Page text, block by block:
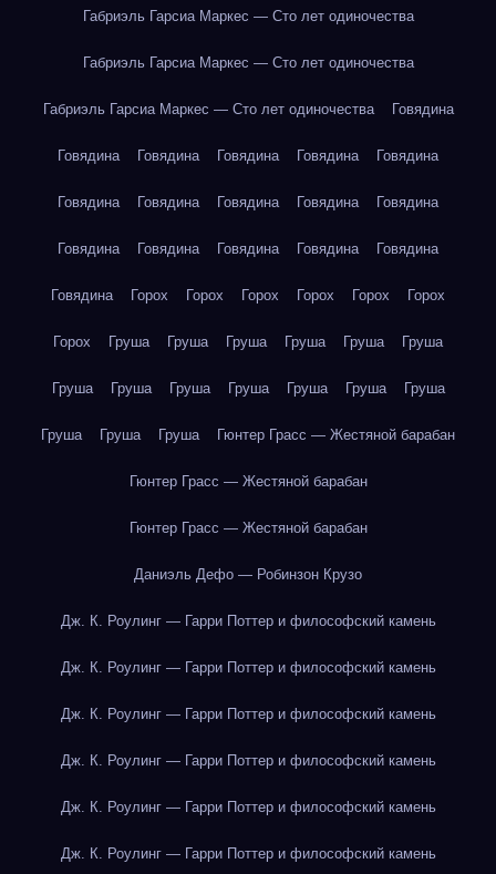
Габриэль Гарсиа Маркес — Сто лет одиночества
Габриэль Гарсиа Маркес — Сто лет одиночества
Габриэль Гарсиа Маркес — Сто лет одиночества Говядина
Говядина Говядина Говядина Говядина Говядина
Говядина Говядина Говядина Говядина Говядина
Говядина Говядина Говядина Говядина Говядина
Говядина Горох Горох Горох Горох Горох Горох
Горох Груша Груша Груша Груша Груша Груша
Груша Груша Груша Груша Груша Груша Груша
Груша Груша Груша Гюнтер Грасс — Жестяной барабан
Гюнтер Грасс — Жестяной барабан
Гюнтер Грасс — Жестяной барабан
Даниэль Дефо — Робинзон Крузо
Дж. К. Роулинг — Гарри Поттер и философский камень
Дж. К. Роулинг — Гарри Поттер и философский камень
Дж. К. Роулинг — Гарри Поттер и философский камень
Дж. К. Роулинг — Гарри Поттер и философский камень
Дж. К. Роулинг — Гарри Поттер и философский камень
Дж. К. Роулинг — Гарри Поттер и философский камень